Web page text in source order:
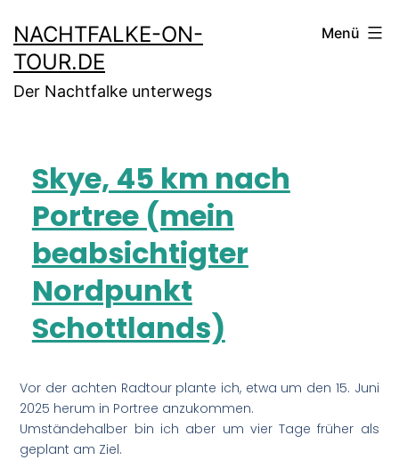
NACHTFALKE-ON-
TOUR.DE
Der Nachtfalke unterwegs
Menü
Skye, 45 km nach
Portree (mein
beabsichtigter
Nordpunkt
Schottlands)
Vor der achten Radtour plante ich, etwa um den 15. Juni
2025 herum in Portree anzukommen.
Umständehalber bin ich aber um vier Tage früher als
geplant am Ziel.